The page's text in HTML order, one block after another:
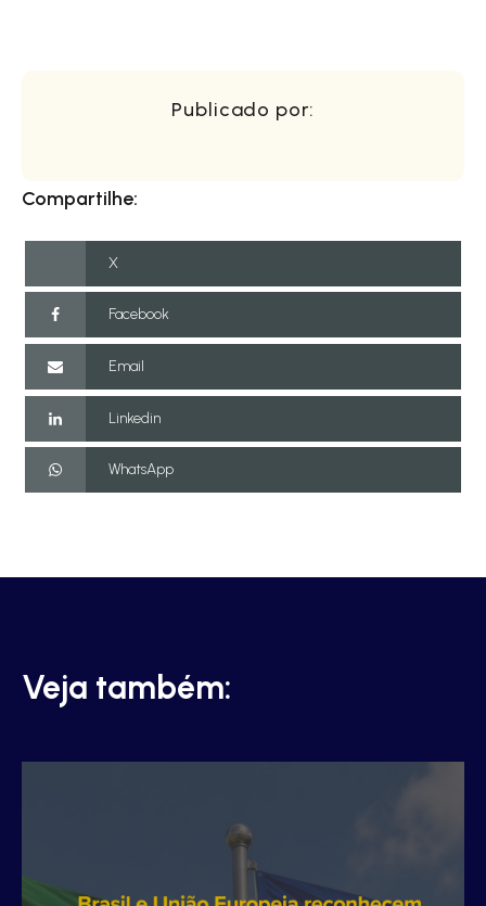
Publicado por:
Compartilhe:
X
Facebook
Email
Linkedin
WhatsApp
Veja também: